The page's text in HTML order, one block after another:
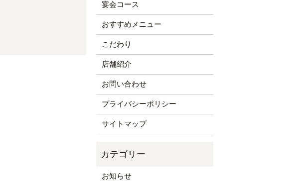
宴会コース
おすすめメニュー
こだわり
店舗紹介
お問い合わせ
プライバシーポリシー
サイトマップ
お知らせ